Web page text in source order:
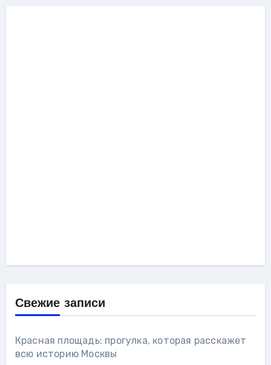
Свежие записи
Красная площадь: прогулка, которая расскажет
всю историю Москвы